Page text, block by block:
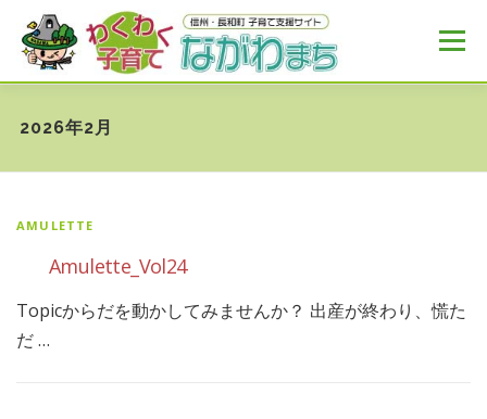
メニュー
HOME
2026年2月
AMULETTE
Amulette_Vol24
Topicからだを動かしてみませんか？ 出産が終わり、慌た
だ …